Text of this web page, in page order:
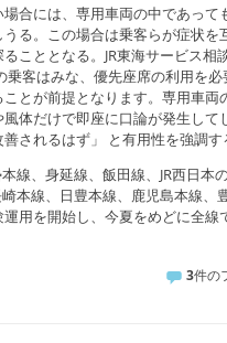
合には、専用車両の中であって
る。この場合は乗客らが症状を
こととなる。JR東海サービス相
乗客はみな、優先座席の利用を必
とが前提となります。専用車両
体だけで即座に口論が発生して
されるはず」 と有用性を強調す
線、身延線、飯田線、JR西日本
本線、日豊本線、鹿児島本線、
運用を開始し、今夏をめどに全線
3件の